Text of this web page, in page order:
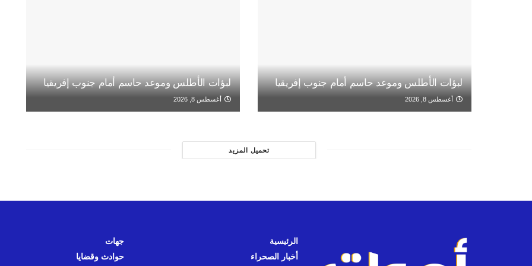
لبؤات الأطلس وموعد حاسم أمام جنوب إفريقيا
أغسطس 8, 2026
لبؤات الأطلس وموعد حاسم أمام جنوب إفريقيا
أغسطس 8, 2026
تحميل المزيد
الرئيسية
أخبار الصحراء
جهات
حوادث وقضايا